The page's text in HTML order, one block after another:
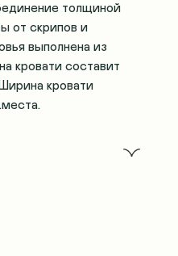
толщиной
от скрипов и
выполнена из
кровати составит
кровати